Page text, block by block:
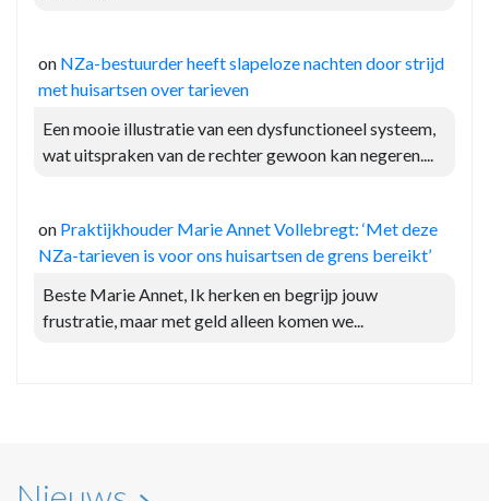
on NZa-bestuurder heeft slapeloze nachten door strijd
met huisartsen over tarieven
Een mooie illustratie van een dysfunctioneel systeem,
wat uitspraken van de rechter gewoon kan negeren....
on Praktijkhouder Marie Annet Vollebregt: ‘Met deze
NZa-tarieven is voor ons huisartsen de grens bereikt’
Beste Marie Annet, Ik herken en begrijp jouw
frustratie, maar met geld alleen komen we...